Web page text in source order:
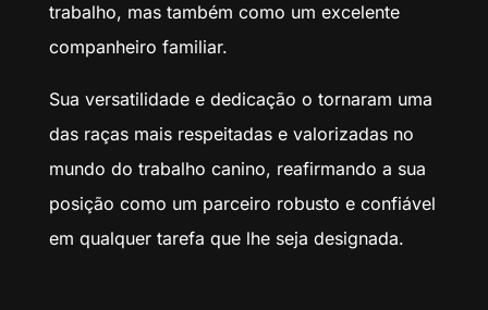
trabalho, mas também como um excelente
companheiro familiar.
Sua versatilidade e dedicação o tornaram uma
das raças mais respeitadas e valorizadas no
mundo do trabalho canino, reafirmando a sua
posição como um parceiro robusto e confiável
em qualquer tarefa que lhe seja designada.